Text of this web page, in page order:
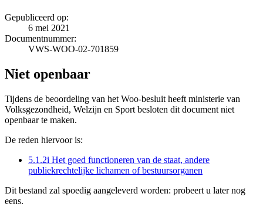
Gepubliceerd op:
6 mei 2021
Documentnummer:
VWS-WOO-02-701859
Niet openbaar
Tijdens de beoordeling van het Woo-besluit heeft ministerie van
Volksgezondheid, Welzijn en Sport besloten dit document niet
openbaar te maken.
De reden hiervoor is:
5.1.2i Het goed functioneren van de staat, andere
publiekrechtelijke lichamen of bestuursorganen
Dit bestand zal spoedig aangeleverd worden: probeert u later nog
eens.